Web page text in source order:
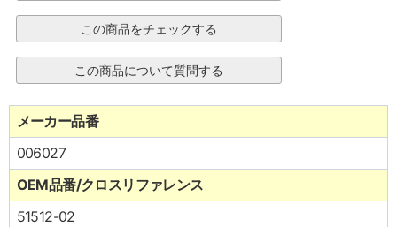
メーカー品番
006027
OEM品番/クロスリファレンス
51512-02